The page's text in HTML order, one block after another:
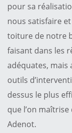
pour sa
nous satisfaire
toiture de notre
faisant dans les
adéquates, mais
outils
dessus le plus
que l’on
Adenot.